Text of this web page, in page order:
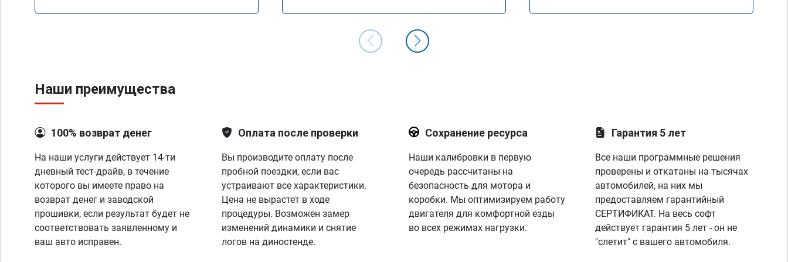
Наши преимущества
100% возврат денег
На наши услуги действует 14-ти
дневный тест-драйв, в течение
которого вы имеете право на
возврат денег и заводской
прошивки, если результат будет не
соответствовать заявленному и
ваш авто исправен.
Оплата после проверки
Вы производите оплату после
пробной поездки, если вас
устраивают все характеристики.
Цена не вырастет в ходе
процедуры. Возможен замер
изменений динамики и снятие
логов на диностенде.
Сохранение ресурса
Наши калибровки в первую
очередь рассчитаны на
безопасность для мотора и
коробки. Мы оптимизируем работу
двигателя для комфортной езды
во всех режимах нагрузки.
Гарантия 5 лет
Все наши программные решения
проверены и откатаны на тысячах
автомобилей, на них мы
предоставляем гарантийный
СЕРТИФИКАТ. На весь софт
действует гарантия 5 лет - он не
"слетит" с вашего автомобиля.